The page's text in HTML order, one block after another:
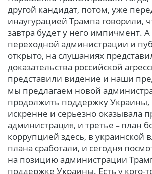
другой кандидат, потом, уже
инаугурацией Трампа говорили,
завтра будет у него импичмент.
переходной администрации и
открыто, на слушаниях
доказательства российской
представили видение и наши
мы предлагаем новой
продолжить поддержку Украины,
искренне и серьезно оказывала
администрация, и третье – план
коррупцией здесь, в украинской
плана сработали, и сегодня
на позицию администрации
поддержке Украины. Есть у кого-